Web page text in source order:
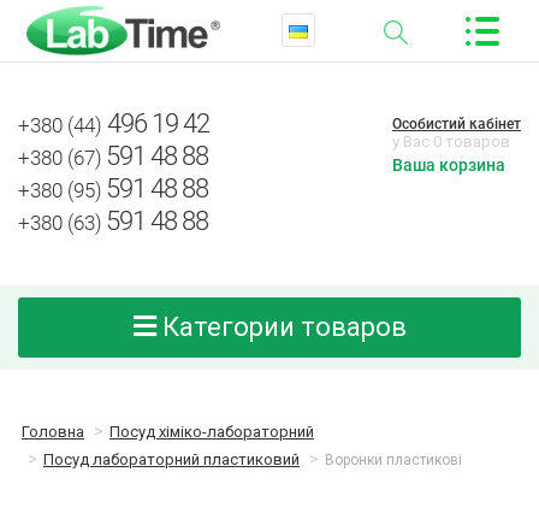
+380 (44) 496 19 42
+380 (67) 591 48 88
+380 (95) 591 48 88
+380 (63) 591 48 88
Особистий кабінет
у Вас 0 товаров
Ваша корзина
Категории товаров
Головна
Посуд хіміко-лабораторний
Посуд лабораторний пластиковий
Воронки пластикові